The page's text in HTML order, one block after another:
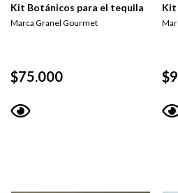
Kit Botánicos para el tequila
Marca Granel Gourmet
$75.000
Kit
$